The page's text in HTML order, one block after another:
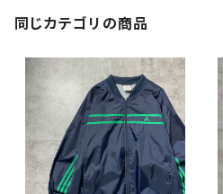
同じカテゴリの商品